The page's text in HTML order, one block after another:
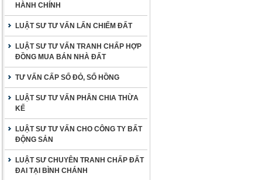
HÀNH CHÍNH
LUẬT SƯ TƯ VẤN LẤN CHIẾM ĐẤT
LUẬT SƯ TƯ VẤN TRANH CHẤP HỢP
ĐỒNG MUA BÁN NHÀ ĐẤT
TƯ VẤN CẤP SỔ ĐỎ, SỔ HỒNG
LUẬT SƯ TƯ VẤN PHÂN CHIA THỪA
KẾ
LUẬT SƯ TƯ VẤN CHO CÔNG TY BẤT
ĐỘNG SẢN
LUẬT SƯ CHUYÊN TRANH CHẤP ĐẤT
ĐAI TẠI BÌNH CHÁNH